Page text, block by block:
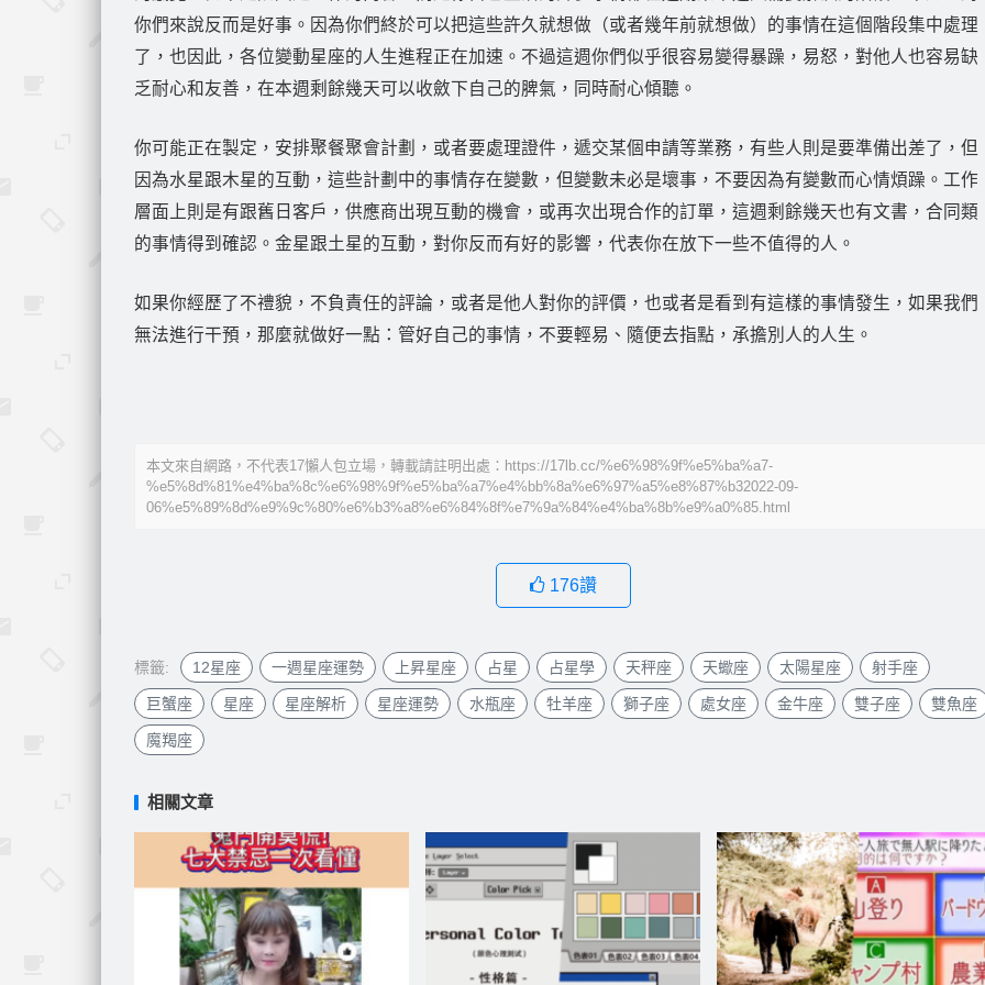
你們來說反而是好事。因為你們終於可以把這些許久就想做（或者幾年前就想做）的事情在這個階段集中處理
了，也因此，各位變動星座的人生進程正在加速。不過這週你們似乎很容易變得暴躁，易怒，對他人也容易缺
乏耐心和友善，在本週剩餘幾天可以收斂下自己的脾氣，同時耐心傾聽。
你可能正在製定，安排聚餐聚會計劃，或者要處理證件，遞交某個申請等業務，有些人則是要準備出差了，但
因為水星跟木星的互動，這些計劃中的事情存在變數，但變數未必是壞事，不要因為有變數而心情煩躁。工作
層面上則是有跟舊日客戶，供應商出現互動的機會，或再次出現合作的訂單，這週剩餘幾天也有文書，合同類
的事情得到確認。金星跟土星的互動，對你反而有好的影響，代表你在放下一些不值得的人。
如果你經歷了不禮貌，不負責任的評論，或者是他人對你的評價，也或者是看到有這樣的事情發生，如果我們
無法進行干預，那麼就做好一點：管好自己的事情，不要輕易、隨便去指點，承擔別人的人生。
本文來自網路，不代表17懶人包立場，轉載請註明出處：https://17lb.cc/%e6%98%9f%e5%ba%a7-
%e5%8d%81%e4%ba%8c%e6%98%9f%e5%ba%a7%e4%bb%8a%e6%97%a5%e8%87%b32022-09-
06%e5%89%8d%e9%9c%80%e6%b3%a8%e6%84%8f%e7%9a%84%e4%ba%8b%e9%a0%85.html
176讚
標籤: 12星座 一週星座運勢 上昇星座 占星 占星學 天秤座 天蠍座 太陽星座 射手座
巨蟹座 星座 星座解析 星座運勢 水瓶座 牡羊座 獅子座 處女座 金牛座 雙子座 雙魚座
魔羯座
相關文章